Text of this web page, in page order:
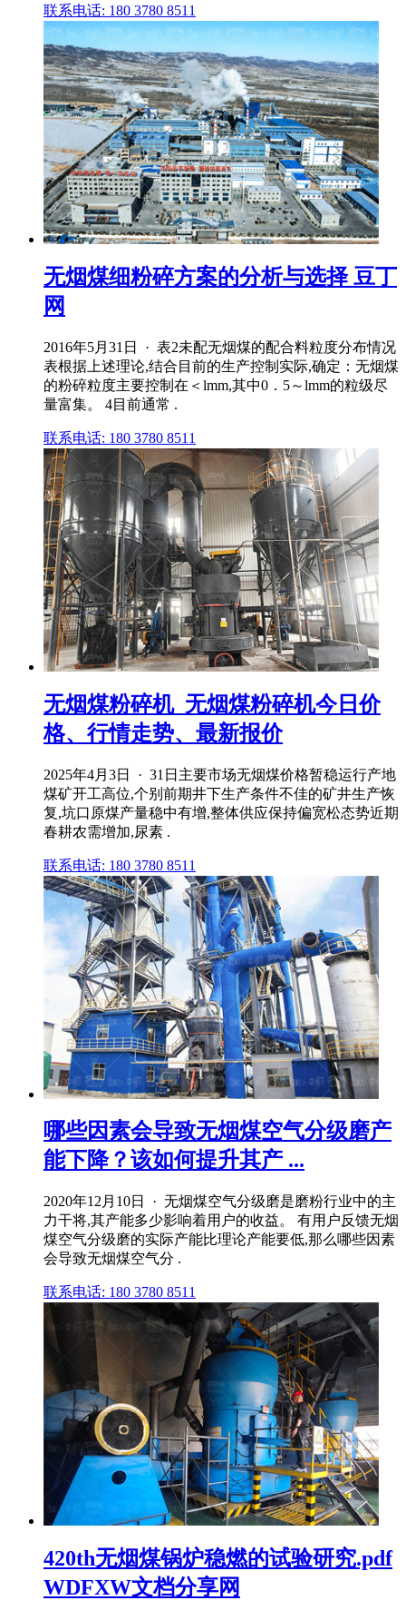
联系电话: 180 3780 8511
无烟煤细粉碎方案的分析与选择 豆丁
网
2016年5月31日 · 表2未配无烟煤的配合料粒度分布情况
表根据上述理论,结合目前的生产控制实际,确定：无烟煤
的粉碎粒度主要控制在＜lmm,其中0．5～lmm的粒级尽
量富集。 4目前通常 .
联系电话: 180 3780 8511
无烟煤粉碎机_无烟煤粉碎机今日价
格、行情走势、最新报价
2025年4月3日 · 31日主要市场无烟煤价格暂稳运行产地
煤矿开工高位,个别前期井下生产条件不佳的矿井生产恢
复,坑口原煤产量稳中有增,整体供应保持偏宽松态势近期
春耕农需增加,尿素 .
联系电话: 180 3780 8511
哪些因素会导致无烟煤空气分级磨产
能下降？该如何提升其产 ...
2020年12月10日 · 无烟煤空气分级磨是磨粉行业中的主
力干将,其产能多少影响着用户的收益。 有用户反馈无烟
煤空气分级磨的实际产能比理论产能要低,那么哪些因素
会导致无烟煤空气分 .
联系电话: 180 3780 8511
420th无烟煤锅炉稳燃的试验研究.pdf
WDFXW文档分享网